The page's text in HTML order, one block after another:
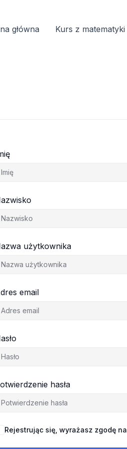
główna Kurs z matematyki
użytkownika
email
hasła
Rejestrując się, wyrażasz zgodę na